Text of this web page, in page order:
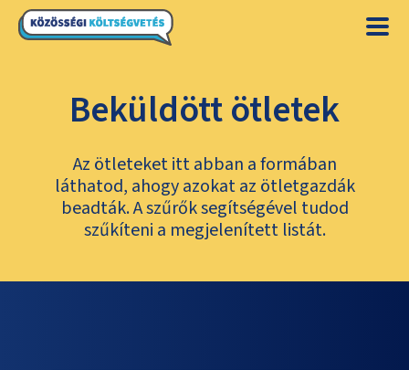
Beküldött ötletek
Az ötleteket itt abban a formában
láthatod, ahogy azokat az ötletgazdák
beadták. A szűrők segítségével tudod
szűkíteni a megjelenített listát.